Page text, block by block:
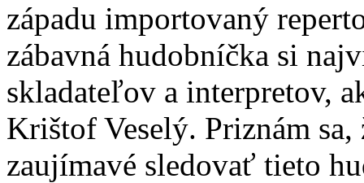
západu importovaný
zábavná hudobníčka si
skladateľov a interpretov,
Krištof Veselý. Priznám
zaujímavé sledovať tieto